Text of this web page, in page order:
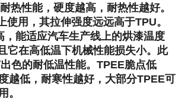
热性能，硬度越高，耐热性越好。
用，其拉伸强度远远高于TPU。
，能适应汽车生产线上的烘漆温度
它在高低温下机械性能损失小。此
色的耐低温性能。TPEE脆点低
越低，耐寒性越好，大部分TPEE可
。